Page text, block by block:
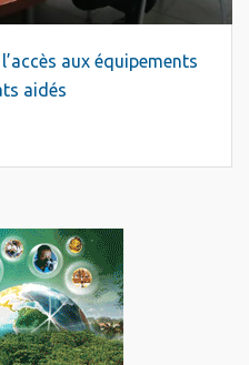
aux équipements
aidés